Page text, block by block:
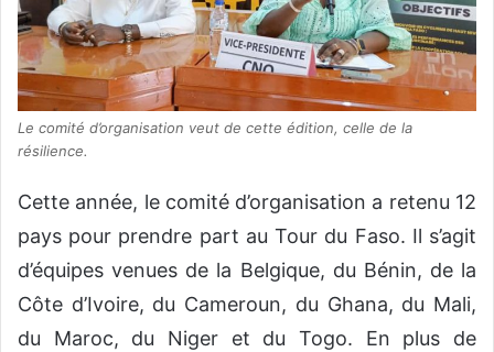
Le comité d’organisation veut de cette édition, celle de la
résilience.
Cette année, le comité d’organisation a retenu 12
pays pour prendre part au Tour du Faso. Il s’agit
d’équipes venues de la Belgique, du Bénin, de la
Côte d’Ivoire, du Cameroun, du Ghana, du Mali,
du Maroc, du Niger et du Togo. En plus de